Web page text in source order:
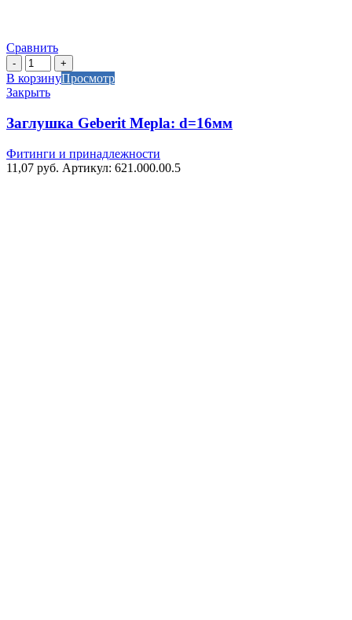
Сравнить
Количество
товара
Заглушка
Geberit
d=16мм
В корзинуПросмотр
Закрыть
Заглушка Geberit Mepla: d=16мм
Фитинги и принадлежности
11,07 руб. Артикул: 621.000.00.5